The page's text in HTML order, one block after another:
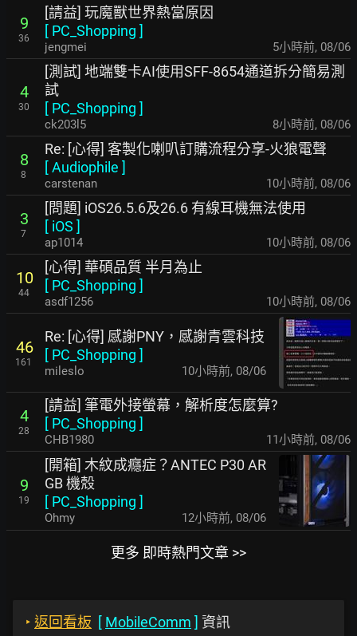
9
36
[請益] 玩魔獸世界熱當原因
[ PC_Shopping ]
jengmei 5小時前, 08/06
4
30
[測試] 地端雙卡AI使用SFF-8654通道拆分簡易測
試
[ PC_Shopping ]
ck203l5 8小時前, 08/06
8
8
Re: [心得] 客製化喇叭訂購流程分享-火狼電聲
[Audiophile ]
carstenan 10小時前, 08/06
3
7
[問題] iOS26.5.6及26.6 有線耳機無法使用
[ iOS ]
ap1014 10小時前, 08/06
10
44
[心得] 華碩品質 半月為止
[ PC_Shopping ]
asdf1256 10小時前, 08/06
46
161
Re: [心得] 感謝PNY，感謝青雲科技
[ PC_Shopping ]
mileslo 10小時前, 08/06
4
28
[請益] 筆電外接螢幕，解析度怎麼算?
[ PC_Shopping ]
CHB1980 11小時前, 08/06
9
19
[開箱] 木紋成癮症？ANTEC P30 AR
GB 機殼
[ PC_Shopping ]
Ohmy 12小時前, 08/06
更多 即時熱門文章 >>
‣ 返回看板 [ MobileComm ] 資訊